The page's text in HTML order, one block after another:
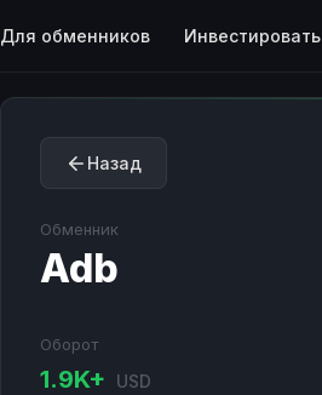
Для обменников Инвестировать
Назад
Обменник
Adb
Оборот
1.9K+ USD